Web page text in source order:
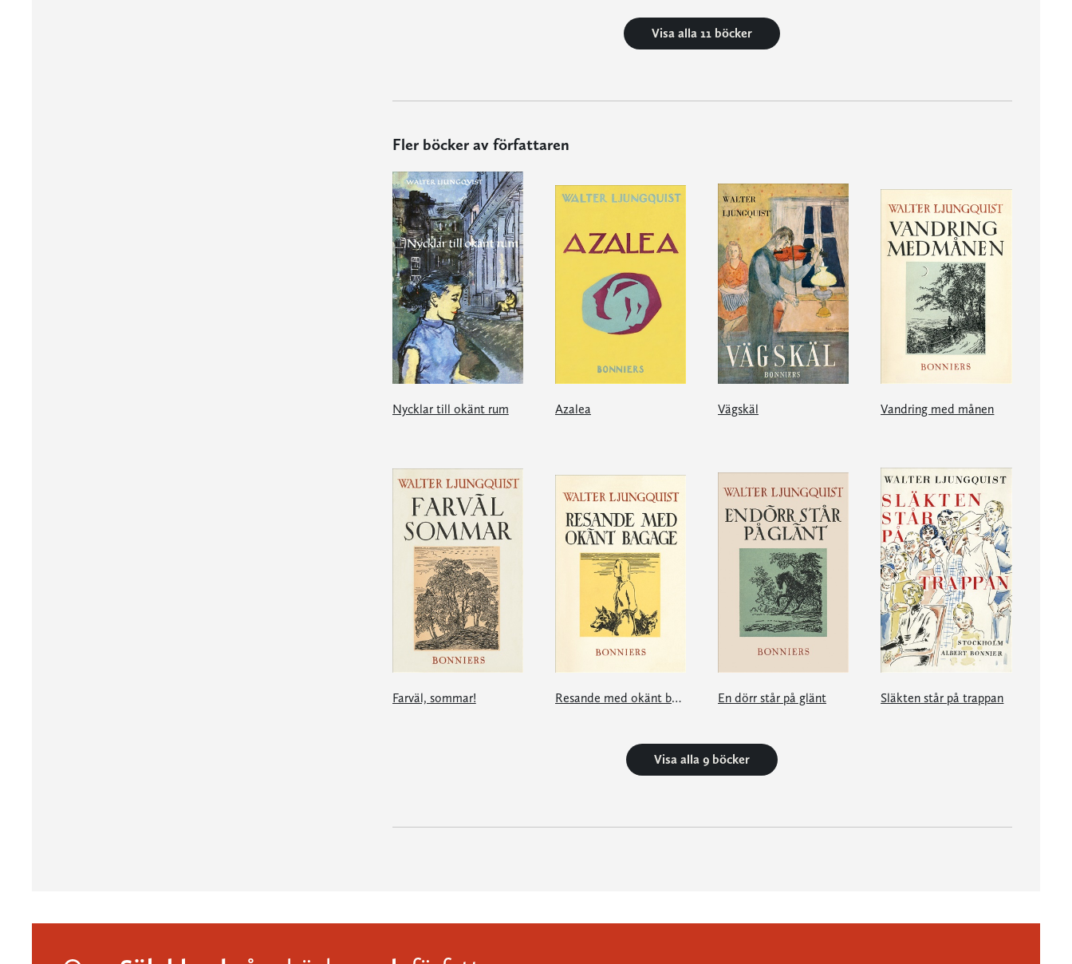
Visa alla 11 böcker
Fler böcker av författaren
Nycklar till okänt rum Azalea Vägskäl Vandring med månen
Farväl, sommar! Resande med okänt bagage En dörr står på glänt Släkten står på trappan
Visa alla 9 böcker